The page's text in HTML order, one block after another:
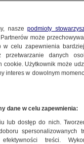
koła
naszepodmioty
może
celu zapewnienia
danych
Użytkownik może
interes w dowolnym
dane w celu zapewnienia:
lub dostęp do nich.
spersonalizowanych
efektywności treści.